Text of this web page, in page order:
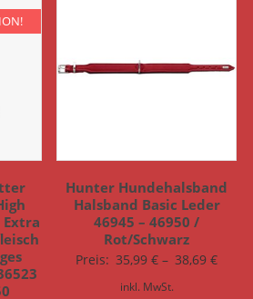
Hunter Hundehalsband
Halsband Basic Leder
46945 – 46950 /
Rot/Schwarz
Preis: 35,99€ – 38,69€
inkl. MwSt.